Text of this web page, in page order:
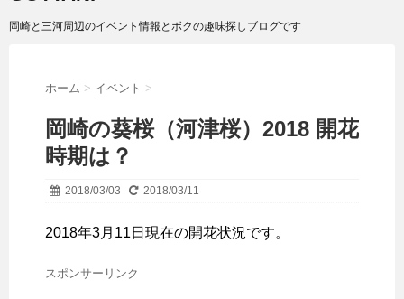
岡崎と三河周辺のイベント情報とボクの趣味探しブログです
ホーム > イベント >
岡崎の葵桜（河津桜）2018 開花
時期は？
2018/03/03 2018/03/11
2018年3月11日現在の開花状況です。
スポンサーリンク